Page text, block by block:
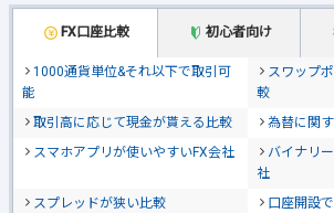
FX口座比較 初心者向け
1000通貨単位&それ以下で取引可
能
スワップ
較
取引高に応じて現金が貰える比較
為替に関
スマホアプリが使いやすいFX会社
バイナリ
社
スプレッドが狭い比較
口座開設